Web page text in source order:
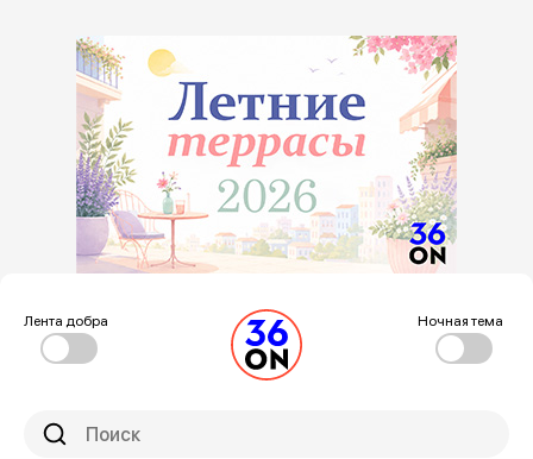
Лента добра Ночная тема